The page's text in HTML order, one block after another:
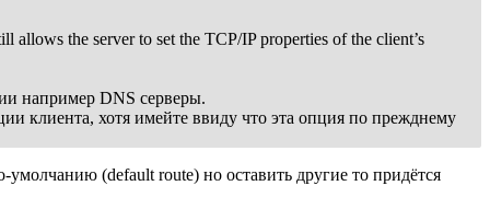
allows the server to set the TCP/IP properties of the client’s
например DNS серверы.
клиента, хотя имейте ввиду что эта опция по прежднему
(default route) но оставить другие то придётся